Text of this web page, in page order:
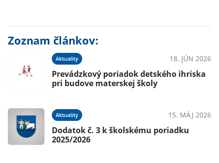
Zoznam článkov:
Aktuality 18. JÚN 2026
Prevádzkový poriadok detského ihriska
pri budove materskej školy
Aktuality 15. MÁJ 2026
Dodatok č. 3 k školskému poriadku
2025/2026